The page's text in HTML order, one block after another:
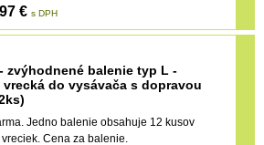
€ s DPH
- zvýhodnené balenie typ L -
vrecká do vysávača s dopravou
Jedno balenie obsahuje 12 kusov
Cena za balenie.